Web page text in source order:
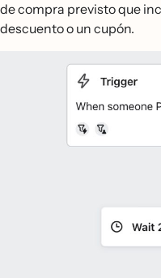
de compra previsto que
descuento o un cupón.